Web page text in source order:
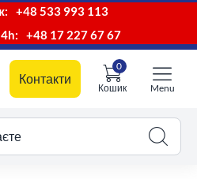
+48 533 993 113
+48 17 227 67 67
Контакти
Кошик
0
Menu